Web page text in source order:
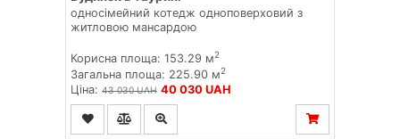
односімейний котедж одноповерховий з
житловою мансардою
Корисна площа: 153.29 м2
Загальна площа: 225.90 м2
Ціна: 43 030 UAH 40 030 UAH